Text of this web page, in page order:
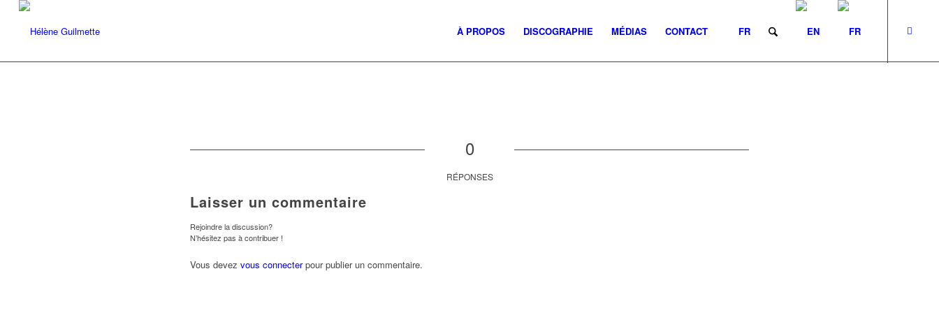
À PROPOS DISCOGRAPHIE MÉDIAS CONTACT FR
0
RÉPONSES
Laisser un commentaire
Rejoindre la discussion?
N’hésitez pas à contribuer !
Vous devez vous connecterpour publier un commentaire.